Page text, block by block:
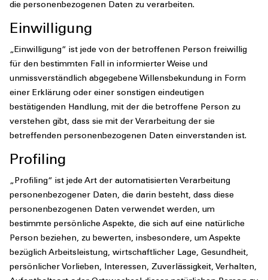
die personenbezogenen Daten zu verarbeiten.
Einwilligung
„Einwilligung“ ist jede von der betroffenen Person freiwillig
für den bestimmten Fall in informierter Weise und
unmissverständlich abgegebene Willensbekundung in Form
einer Erklärung oder einer sonstigen eindeutigen
bestätigenden Handlung, mit der die betroffene Person zu
verstehen gibt, dass sie mit der Verarbeitung der sie
betreffenden personenbezogenen Daten einverstanden ist.
Profiling
„Profiling“ ist jede Art der automatisierten Verarbeitung
personenbezogener Daten, die darin besteht, dass diese
personenbezogenen Daten verwendet werden, um
bestimmte persönliche Aspekte, die sich auf eine natürliche
Person beziehen, zu bewerten, insbesondere, um Aspekte
bezüglich Arbeitsleistung, wirtschaftlicher Lage, Gesundheit,
persönlicher Vorlieben, Interessen, Zuverlässigkeit, Verhalten,